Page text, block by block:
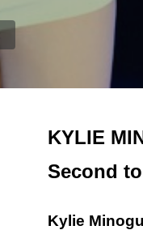
KYLIE
Second
Kylie